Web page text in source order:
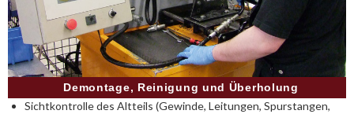
Demontage, Reinigung und Überholung
Sichtkontrolle des Altteils (Gewinde, Leitungen, Spurstangen,